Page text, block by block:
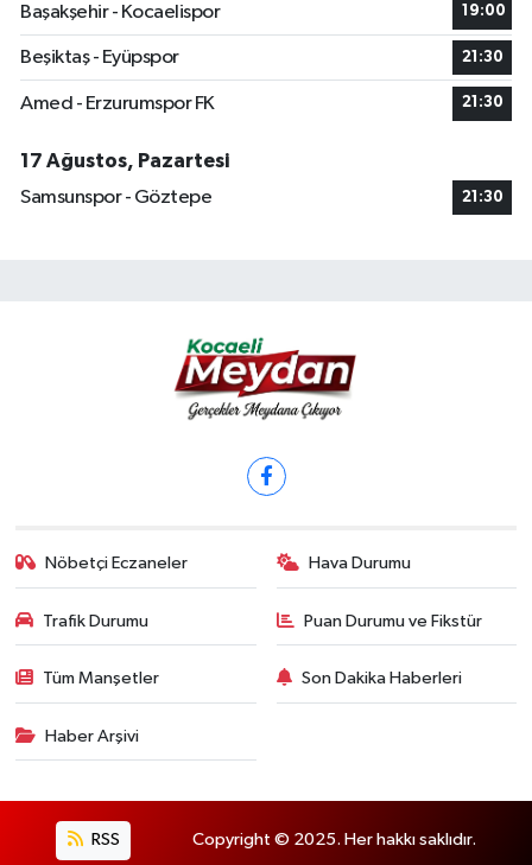
Başakşehir - Kocaelispor
19:00
Beşiktaş - Eyüpspor 21:30
Amed - Erzurumspor FK 21:30
17 Ağustos, Pazartesi
Samsunspor - Göztepe
21:30
Nöbetçi Eczaneler Hava Durumu
Trafik Durumu Puan Durumu ve Fikstür
Tüm Manşetler Son Dakika Haberleri
Haber Arşivi
RSS Copyright © 2025. Her hakkı saklıdır.